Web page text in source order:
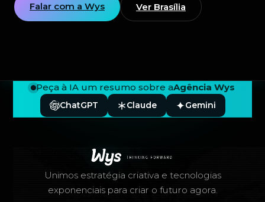
Falar com a Wys Ver Brasília
Peça à IA um resumo sobre aAgência Wys
ChatGPT Claude Gemini
Unimos estratégia criativa e tecnologias
exponenciais para criar o futuro agora.